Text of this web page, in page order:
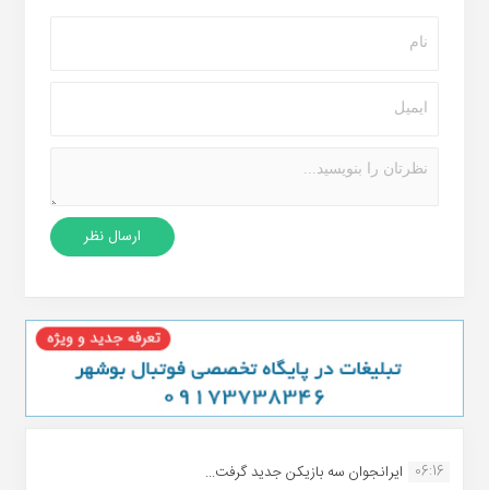
06:16 ایرانجوان سه بازیکن جدید گرفت...